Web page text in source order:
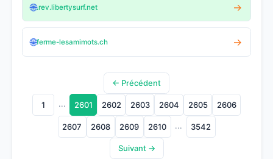
🌐.rev.libertysurf.net →
🌐ferme-lesamimots.ch →
← Précédent
1 ... 2601 2602 2603 2604 2605 2606
2607 2608 2609 2610 ... 3542
Suivant →